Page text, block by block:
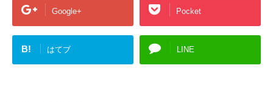
Google+ Pocket
B! はてブ LINE